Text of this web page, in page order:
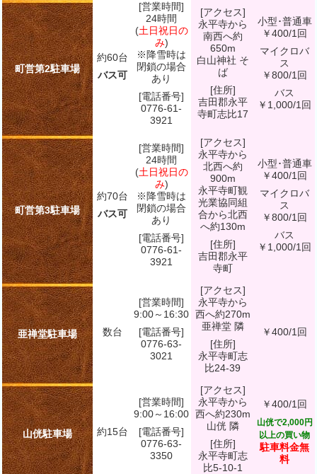
町営第2駐車場
約60台
バス可
[営業時間]
24時間
(土日祝日の
み)
※降雪時は
閉鎖の場合
あり
[電話番号]
0776-61-
3921
[アクセス]
永平寺から
南西へ約
650m
白山神社 そ
ば
[住所]
吉田郡永平
寺町志比17
小型･普通車
￥400/1回
マイクロバ
ス
￥800/1回
バス
￥1,000/1回
町営第3駐車場
約70台
バス可
[営業時間]
24時間
(土日祝日の
み)
※降雪時は
閉鎖の場合
あり
[電話番号]
0776-61-
3921
[アクセス]
永平寺から
北西へ約
900m
永平寺町観
光業協同組
合から北西
へ約130m
[住所]
吉田郡永平
寺町
小型･普通車
￥400/1回
マイクロバ
ス
￥800/1回
バス
￥1,000/1回
亜禅堂駐車場 数台
[営業時間]
9:00～16:30
[電話番号]
0776-63-
3021
[アクセス]
永平寺から
西へ約270m
亜禅堂 隣
[住所]
永平寺町志
比24-39
￥400/1回
山侊駐車場 約15台
[営業時間]
9:00～16:00
[電話番号]
0776-63-
3350
[アクセス]
永平寺から
西へ約230m
山侊 隣
[住所]
永平寺町志
比5-10-1
￥400/1回
山侊で2,000円
以上の買い物
駐車料金無
料